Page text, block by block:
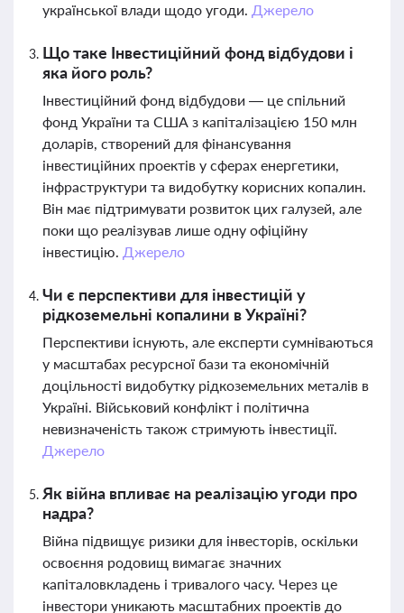
української влади щодо угоди. Джерело
Що таке Інвестиційний фонд відбудови і
яка його роль?
Інвестиційний фонд відбудови — це спільний
фонд України та США з капіталізацією 150 млн
доларів, створений для фінансування
інвестиційних проектів у сферах енергетики,
інфраструктури та видобутку корисних копалин.
Він має підтримувати розвиток цих галузей, але
поки що реалізував лише одну офіційну
інвестицію. Джерело
Чи є перспективи для інвестицій у
рідкоземельні копалини в Україні?
Перспективи існують, але експерти сумніваються
у масштабах ресурсної бази та економічній
доцільності видобутку рідкоземельних металів в
Україні. Військовий конфлікт і політична
невизначеність також стримують інвестиції.
Джерело
Як війна впливає на реалізацію угоди про
надра?
Війна підвищує ризики для інвесторів, оскільки
освоєння родовищ вимагає значних
капіталовкладень і тривалого часу. Через це
інвестори уникають масштабних проектів до